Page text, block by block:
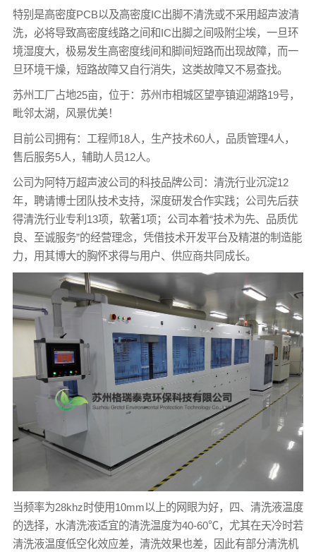
特别是高密度PCB以及高密度IC出脚不清洗或不采用超声波清
洗，必将导致高密度线路之间和IC出脚之间吸附尘埃，一旦环
境湿度大，极易发生高密度线间和脚间短路而出现故障，而一
旦环境干燥，短路故障又自行消失，这类故障又不易查找。
苏州工厂占地25亩，位于：苏州市相城区望亭镇迎湖路19号，
毗邻太湖，风景优美！
目前公司拥有：工程师18人，生产技术60人，品质管理4人，
售后服务5人，辅助人员12人。
公司为阿特万超声波公司的科技品牌公司：清洗行业沉淀12
年，聘请博士团队技术支持，深度研发合作实践；公司先后获
得清洗行业专利13项，软著1项；公司本着“技术为先、品质优
良、至诚服务”的经营理念，凭借技术开发平台及精湛的制造能
力，用其博大的胸怀求得与用户、供应商共同成长。
当频率为28khz时使用10mm以上的网眼为好，四、清洗液温度
的选择，水清洗液适宜的清洗温度为40-60℃，尤其在天冷时若
清洗液温度低空化效应差，清洗效果也差，因此有部分清洗机